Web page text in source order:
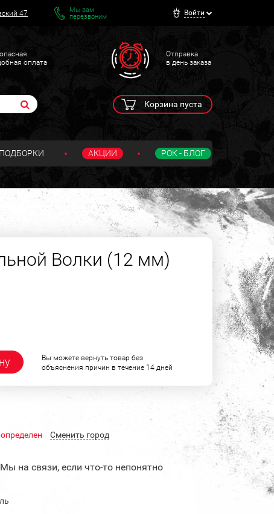
47
Мы вам
перезвоним
Войти
оплата
Отправка
в день заказа
Корзина пуста
ПОДБОРКИ АКЦИИ РОК - БЛОГ
Волки (12 мм)
Вы можете вернуть товар без
объяснения причин в течение 14 дней
Cменить город
на связи, если что-то непонятно